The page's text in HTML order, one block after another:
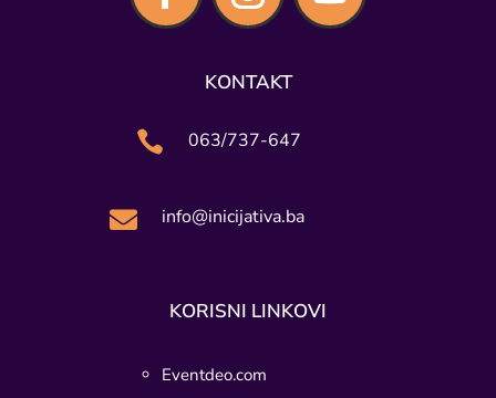
KONTAKT
 063/737-647
 info@inicijativa.ba
KORISNI LINKOVI
Eventdeo.com